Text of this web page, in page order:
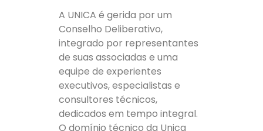
A UNICA é gerida por um
Conselho Deliberativo,
integrado por representantes
de suas associadas e uma
equipe de experientes
executivos, especialistas e
consultores técnicos,
dedicados em tempo integral.
O domínio técnico da Unica